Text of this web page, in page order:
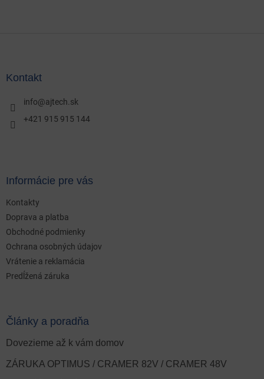
Kontakt
info@ajtech.sk
+421 915 915 144
Informácie pre vás
Kontakty
Doprava a platba
Obchodné podmienky
Ochrana osobných údajov
Vrátenie a reklamácia
Predĺžená záruka
Články a poradňa
Dovezieme až k vám domov
ZÁRUKA OPTIMUS / CRAMER 82V / CRAMER 48V